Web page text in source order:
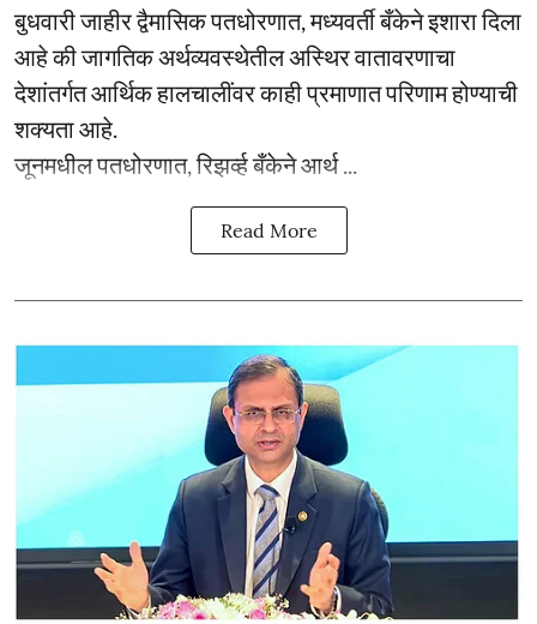
बुधवारी जाहीर द्वैमासिक पतधोरणात, मध्यवर्ती बँकेने इशारा दिला
आहे की जागतिक अर्थव्यवस्थेतील अस्थिर वातावरणाचा
देशांतर्गत आर्थिक हालचालींवर काही प्रमाणात परिणाम होण्याची
शक्यता आहे.
जूनमधील पतधोरणात, रिझर्व्ह बँकेने आर्थ ...
Read More